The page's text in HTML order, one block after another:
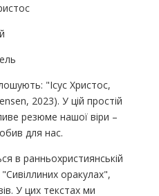
"Ісус Христос,
2023). У цій простій
резюме нашої віри –
для нас.
в ранньохристиянській
"Сивіллиних оракулах",
У цих текстах ми